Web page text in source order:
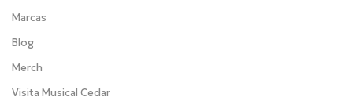
Marcas
Blog
Merch
Visita Musical Cedar